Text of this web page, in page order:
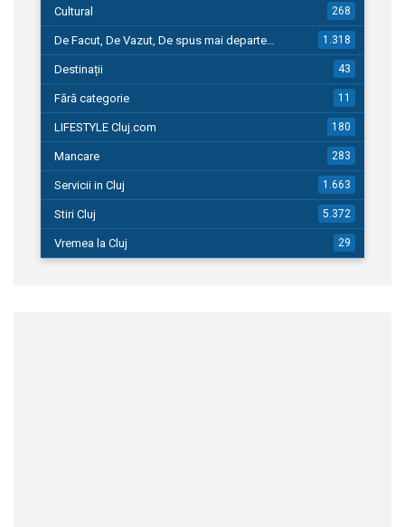
Cultural 268
De Facut, De Vazut, De spus mai departe… 1.318
Destinații 43
Fără categorie 11
LIFESTYLE Cluj.com 180
Mancare 283
Servicii in Cluj 1.663
Stiri Cluj 5.372
Vremea la Cluj 29